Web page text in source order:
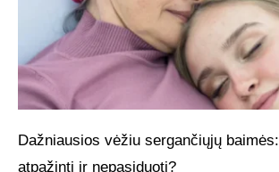
Dažniausios vėžiu sergančiųjų
atpažinti ir nepasiduoti?